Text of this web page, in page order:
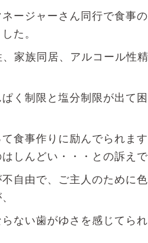
ージャーさん同行で食事
た。
、家族同居、アルコール性
く制限と塩分制限が出て
食事作りに励んでられま
しんどい・・・との訴え
自由で、ご主人のために
ない歯がゆさを感じてら